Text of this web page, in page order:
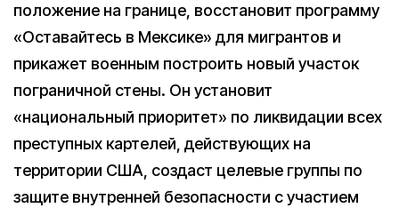
положение на границе, восстановит программу
«Оставайтесь в Мексике» для мигрантов и
прикажет военным построить новый участок
пограничной стены. Он установит
«национальный приоритет» по ликвидации всех
преступных картелей, действующих на
территории США, создаст целевые группы по
защите внутренней безопасности с участием